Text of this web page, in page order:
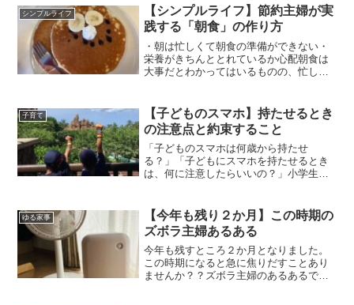
す！３人子育てをしている中で、性教育
の必要性に気が付きました...
シンプルライフ
【シンプルライフ】節約主婦が実
践する「朝食」の作り方
・朝は忙しくて朝食の準備ができない・
栄養がきちんととれているか心配朝食は
大事だとわかってはいるものの、忙しく
きます！我が家の朝食は『シンプルに簡
単に』ズボラ主婦でもでき...
子育て
【子どものスマホ】持たせるとき
の注意点と約束すること
「子どものスマホは何歳から持たせ
る？」「子どもにスマホを持たせるとき
は、何に注意したらいいの？」小学生中
じめや犯罪につながる危険もあるし、料
金もかかるしと親は不安ですよ...
ゆる家事
【今年も残り２か月】この時期の
ズボラ主婦あるある
今年も残すところ２か月となりました。
この時期になると急に焦りだすことあり
ませんか？？ズボラ主婦のあるあるで